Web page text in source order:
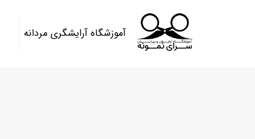
آموزشگاه آرایشگری مردانه